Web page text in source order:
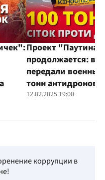
Проект "Паутина"
продолжается:
передали
тонн
12.02.2025 19:00
коррупции в